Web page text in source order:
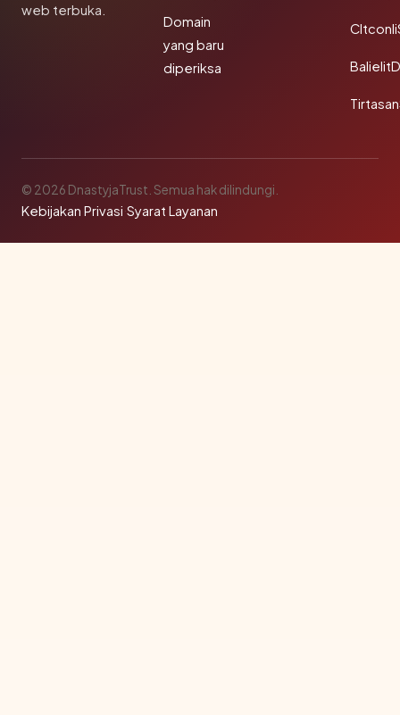
web terbuka.
Domain
yang baru
diperiksa
© 2026 DnastyjaTrust. Semua hak dilindungi.
Kebijakan Privasi·Syarat Layanan